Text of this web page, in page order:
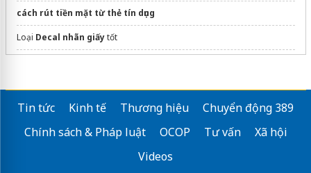
cách rút tiền mặt từ thẻ tín dụng
Loại Decal nhãn giấytốt
vệ sinh laptop asusgiá rẻ
dán phim cách nhiệt ô tô
Giá viết thuê luận văn thạc sĩ
Tin tức Kinh tế Thương hiệu
Chuyển động 389
Chính sách & Pháp luật
OCOP Tư vấn
Xã hội
Videos